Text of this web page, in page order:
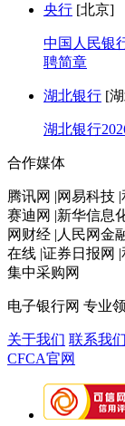
央行 [北京]
中国人民银
聘简章
湖北银行 [
湖北银行
合作媒体
腾讯网 |网易科技
赛迪网 |新华信息
网财经 |人民网金
在线 |证券日报网
集中采购网
电子银行网 专业
关于我们 联系我们
CFCA官网